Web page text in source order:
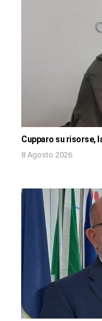
Cupparo su risorse,
8 Agosto 2026